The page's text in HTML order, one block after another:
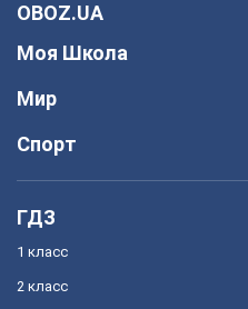
OBOZ.UA
Моя Школа
Мир
Спорт
ГДЗ
1 класс
2 класс